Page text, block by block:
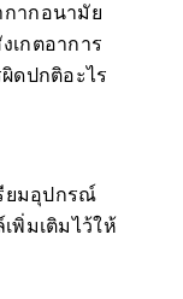
ากอนามัย
เกตอาการ
ดปกติอะไร
ยมอุปกรณ์
พิ่มเติมไว้ให้